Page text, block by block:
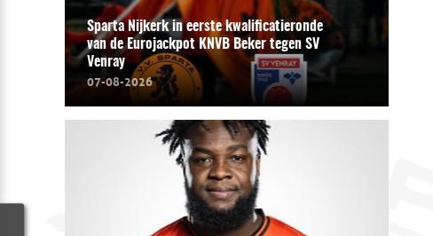
Sparta Nijkerk in eerste kwalificatieronde
van de Eurojackpot KNVB Beker tegen SV
Venray
07-08-2026